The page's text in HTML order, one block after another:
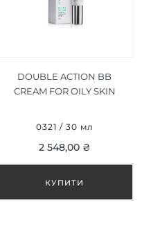
DOUBLE ACTION BB
CREAM FOR OILY SKIN
ML
0321 / 30 мл
2 548,00 ₴